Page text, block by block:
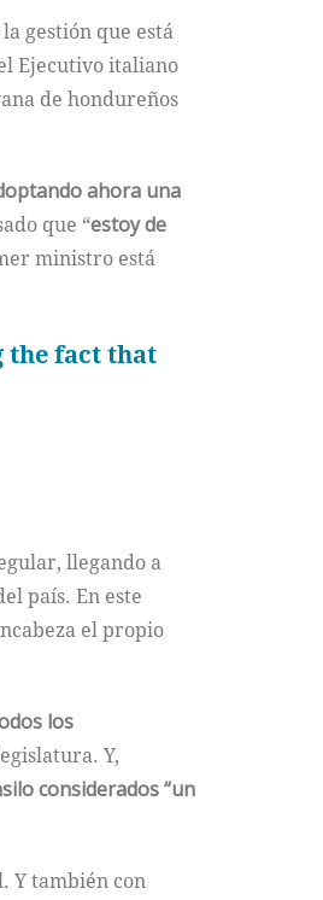
gestión que está
Ejecutivo italiano
de hondureños
ahora una
que “estoy de
ministro está
the fact that
llegando a
país. En este
el propio
los
Y,
considerados “un
Y también con